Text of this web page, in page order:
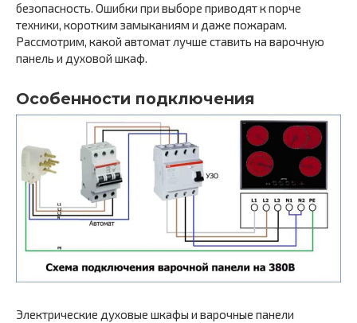
безопасность. Ошибки при выборе приводят к порче
техники, коротким замыканиям и даже пожарам.
Рассмотрим, какой автомат лучше ставить на варочную
панель и духовой шкаф.
Особенности подключения
Электрические духовые шкафы и варочные панели